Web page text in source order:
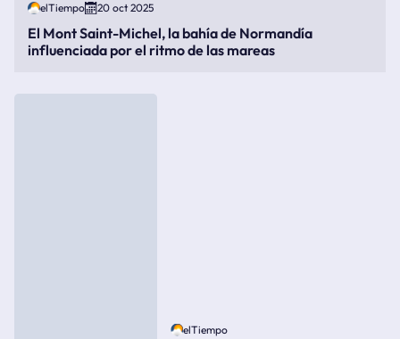
elTiempo 20 oct 2025
El Mont Saint-Michel, la bahía de Normandía
influenciada por el ritmo de las mareas
elTiempo